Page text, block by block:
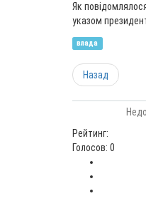
Як
указом
влада
Назад
Рейтинг:
Голосов: 0